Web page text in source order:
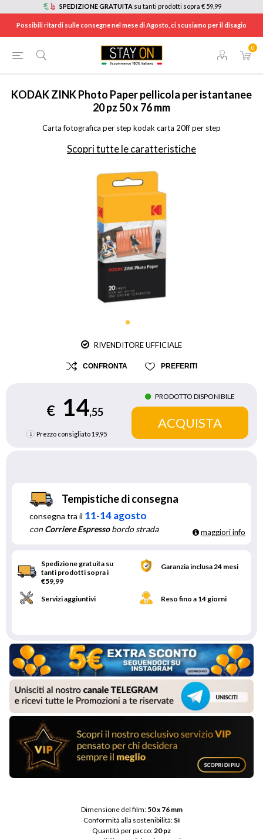
SPEDIZIONE GRATUITA su tanti prodotti sopra € 59,99
Possibili ritardi sulle consegne nel mese di Agosto, ci scusiamo per il disagio
0
HOME FOTO E VIDEO / ACCESSORI FOTO E VIDEO
/
KODAKZINK Photo Paper pellicola per istantanee
20 pz 50 x 76 mm
Carta fotografica per step kodak carta 20ff per step
Scopri tutte le caratteristiche
RIVENDITORE UFFICIALE
CONFRONTA PREFERITI
€ 14,55
Prezzo consigliato 19,95
PRODOTTO DISPONIBILE
Tempistiche di consegna
consegna tra il 11-14 agosto
conCorriere Espressobordo strada maggiori info
Spedizione gratuita su
tanti prodotti sopra i
€59,99
Garanzia inclusa 24 mesi
Servizi aggiuntivi Reso fino a 14 giorni
Dimensione del film: 50 x 76 mm
Conformità alla sostenibilità: Sì
Quantità per pacco: 20 pz